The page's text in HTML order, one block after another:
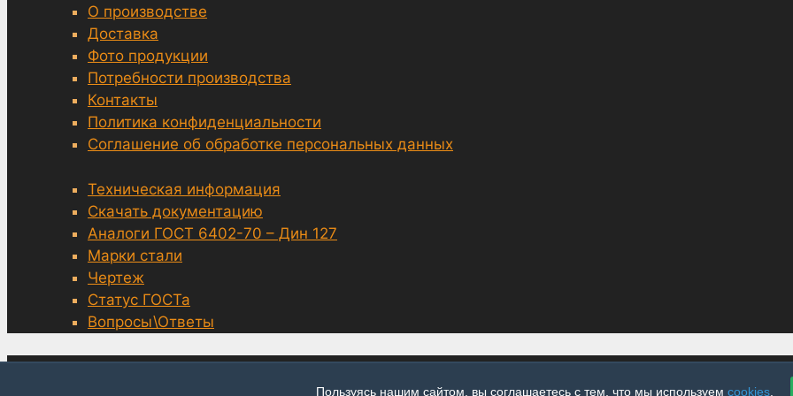
О производстве
Доставка
Фото продукции
Потребности производства
Контакты
Политика конфиденциальности
Соглашение об обработке персональных данных
Техническая информация
Скачать документацию
Аналоги ГОСТ 6402-70 – Дин 127
Марки стали
Чертеж
Статус ГОСТа
Вопросы\Ответы
Пользуясь нашим сайтом, вы соглашаетесь с тем, что мы используем cookies.